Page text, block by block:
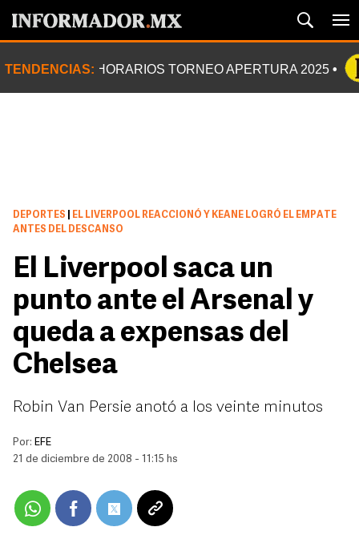
TENDENCIAS: HORARIOS TORNEO APERTURA 2025
DEPORTES
EL LIVERPOOL REACCIONÓ Y KEANE LOGRÓ EL EMPATE
ANTES DEL DESCANSO
El Liverpool saca un
punto ante el Arsenal y
queda a expensas del
Chelsea
Robin Van Persie anotó a los veinte minutos
Por: EFE
21 de diciembre de 2008 - 11:15 hs